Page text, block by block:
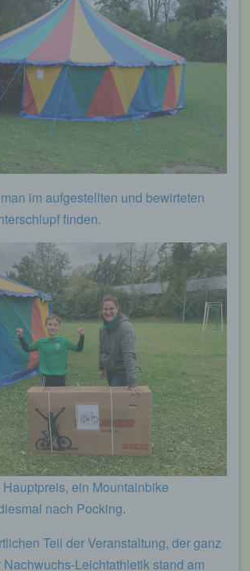
im aufgestellten und bewirteten
finden.
ein Mountainbike
nach Pocking.
Teil der Veranstaltung, der ganz
Leichtathletik stand am